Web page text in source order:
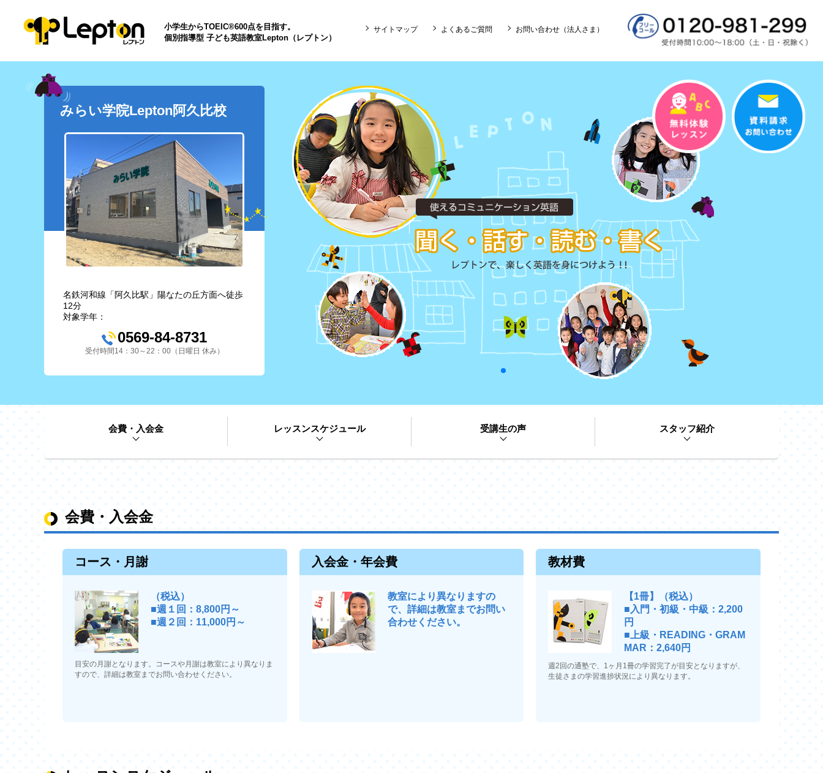
小学生からTOEIC®600点を目指す。
個別指導型 子ども英語教室Lepton（レプトン）
サイトマップ よくあるご質問 お問い合わせ（法人さま）
みらい学院Lepton阿久比校
名鉄河和線「阿久比駅」陽なたの丘方面へ徒歩
12分
対象学年：
0569-84-8731
受付時間14：30～22：00（日曜日 休み）
会費・入会金 レッスンスケジュール 受講生の声 スタッフ紹介
会費・入会金
コース・月謝
（税込）
■週１回：8,800円～
■週２回：11,000円～
目安の月謝となります。コースや月謝は教室により異なりま
すので、詳細は教室までお問い合わせください。
入会金・年会費
教室により異なりますの
で、詳細は教室までお問い
合わせください。
教材費
【1冊】（税込）
■入門・初級・中級：2,200
円
■上級・READING・GRAM
MAR：2,640円
週2回の通塾で、1ヶ月1冊の学習完了が目安となりますが、
生徒さまの学習進捗状況により異なります。